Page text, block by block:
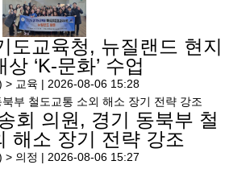
도교육청, 뉴질랜드 현지
‘K-문화’ 수업
> 교육 | 2026-08-06 15:28
회 의원, 경기 동북부 철
해소 장기 전략 강조
> 의정 | 2026-08-06 15:27